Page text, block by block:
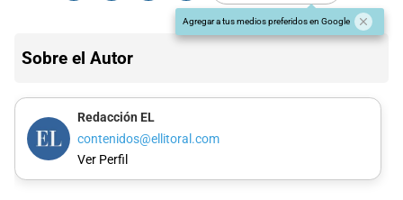
Agregar a tus medios preferidos en Google
Sobre el Autor
Redacción EL
contenidos@ellitoral.com
Ver Perfil